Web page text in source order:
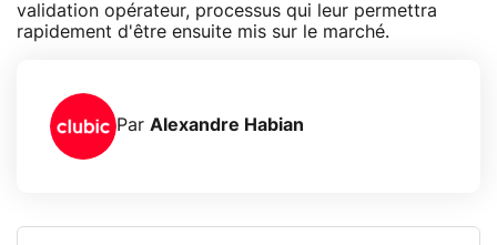
validation opérateur, processus qui leur permettra
rapidement d'être ensuite mis sur le marché.
Par Alexandre Habian